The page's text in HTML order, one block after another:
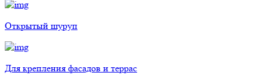
Открытый шуруп
Для крепления фасадов и террас